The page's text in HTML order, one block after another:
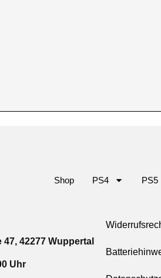
Shop PS4 PS5
42277 Wuppertal
Uhr